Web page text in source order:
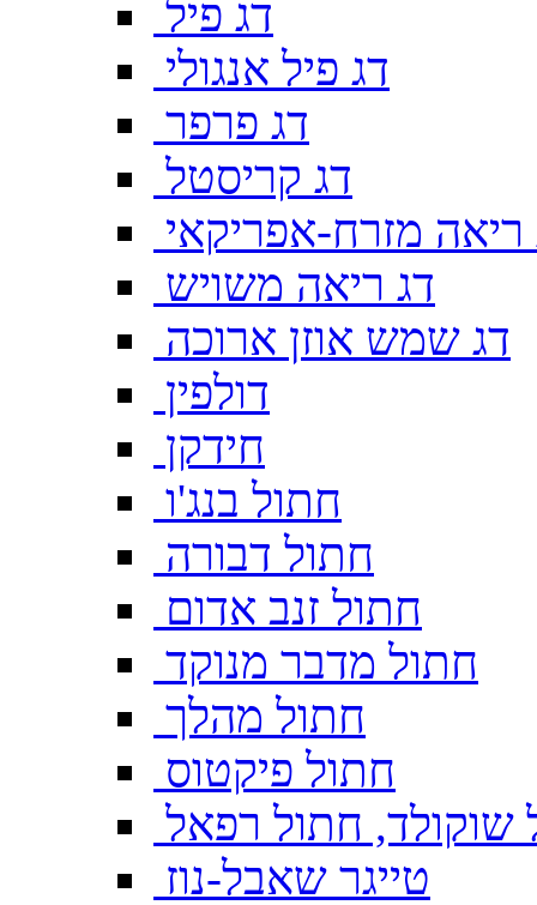
דג פיל
דג פיל אנגולי
דג פרפר
דג קריסטל
ריאה מזרח-אפריקאי
דג ריאה משויש
דג שמש אוזן ארוכה
דולפין
חידקן
חתול בנג'ו
חתול דבורה
חתול זנב אדום
חתול מדבר מנוקד
חתול מהלך
חתול פיקטוס
שוקולד, חתול רפאל
טייגר שאבל-נוז